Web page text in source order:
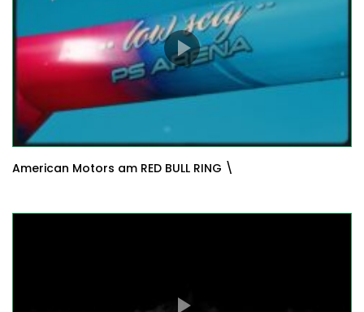
American Motors am RED BULL RING \